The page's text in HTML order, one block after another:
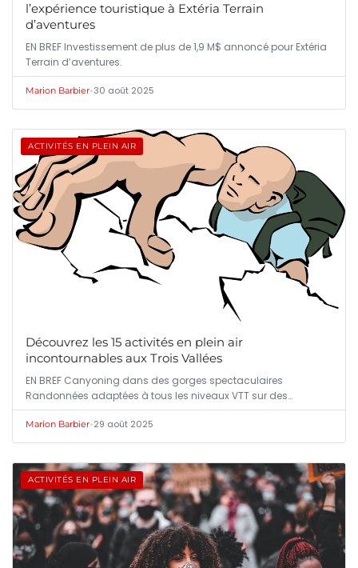
l’expérience touristique à Extéria Terrain
d’aventures
EN BREF Investissement de plus de 1,9 M$ annoncé pour Extéria
Terrain d’aventures.
Marion Barbier•30 août 2025
ACTIVITÉS EN PLEIN AIR
Découvrez les 15 activités en plein air
incontournables aux Trois Vallées
EN BREF Canyoning dans des gorges spectaculaires
Randonnées adaptées à tous les niveaux VTT sur des…
Marion Barbier•29 août 2025
ACTIVITÉS EN PLEIN AIR